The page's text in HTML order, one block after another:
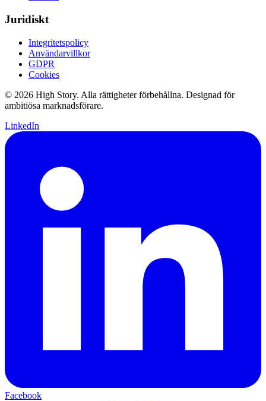
Juridiskt
Integritetspolicy
Användarvillkor
GDPR
Cookies
© 2026 High Story. Alla rättigheter förbehållna. Designad för
ambitiösa marknadsförare.
LinkedIn
Facebook